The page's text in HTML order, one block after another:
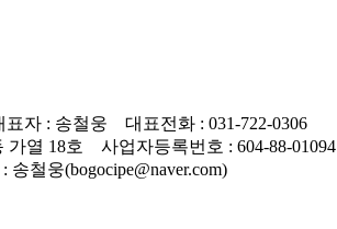
자 : 송철웅 대표전화 : 031-722-0306
가열 18호 사업자등록번호 : 604-88-01094
철웅(bogocipe@naver.com)